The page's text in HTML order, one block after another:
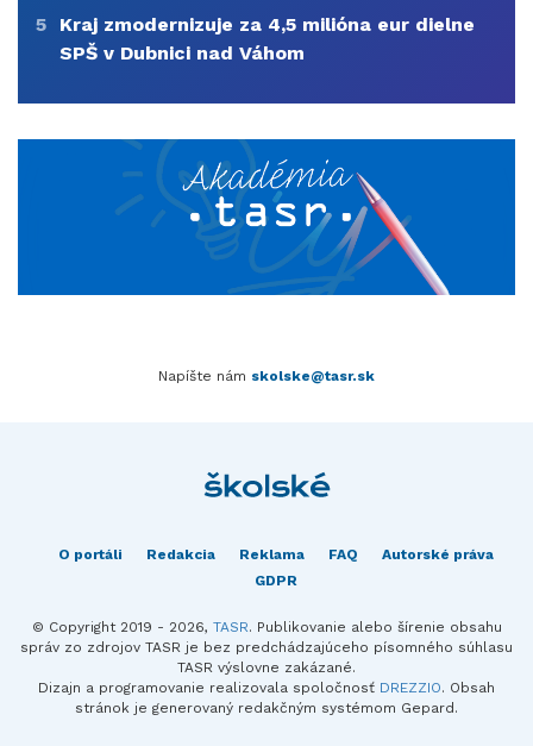
5
Kraj zmodernizuje za 4,5 milióna eur dielne
SPŠ v Dubnici nad Váhom
Napíšte nám skolske@tasr.sk
O portáli Redakcia Reklama FAQ
Autorské práva
GDPR
© Copyright 2019 - 2026, TASR. Publikovanie alebo šírenie obsahu
správ zo zdrojov TASR je bez predchádzajúceho písomného súhlasu
TASR výslovne zakázané.
Dizajn a programovanie realizovala spoločnosť DREZZIO. Obsah
stránok je generovaný redakčným systémom Gepard.